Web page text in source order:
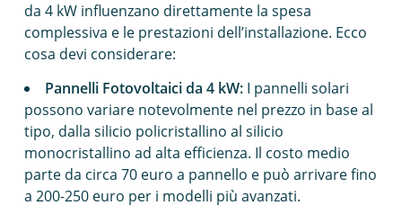
da 4 kW influenzano direttamente la spesa
complessiva e le prestazioni dell’installazione. Ecco
cosa devi considerare:
Pannelli Fotovoltaici da 4 kW:I pannelli solari
possono variare notevolmente nel prezzo in base al
tipo, dalla silicio policristallino al silicio
monocristallino ad alta efficienza. Il costo medio
parte da circa 70 euro a pannello e può arrivare fino
a 200-250 euro per i modelli più avanzati.